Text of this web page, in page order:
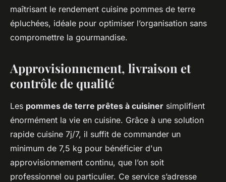
maîtrisant le rendement cuisine pommes de terre
épluchées, idéale pour optimiser l’organisation sans
compromettre la gourmandise.
Approvisionnement, livraison et
contrôle de qualité
Les pommes de terre prêtes à cuisiner simplifient
énormément la vie en cuisine. Grâce à une solution
rapide cuisine 7j/7, il suffit de commander un
minimum de 7,5 kg pour bénéficier d'un
approvisionnement continu, que l’on soit
professionnel ou particulier. Ce service s’adresse